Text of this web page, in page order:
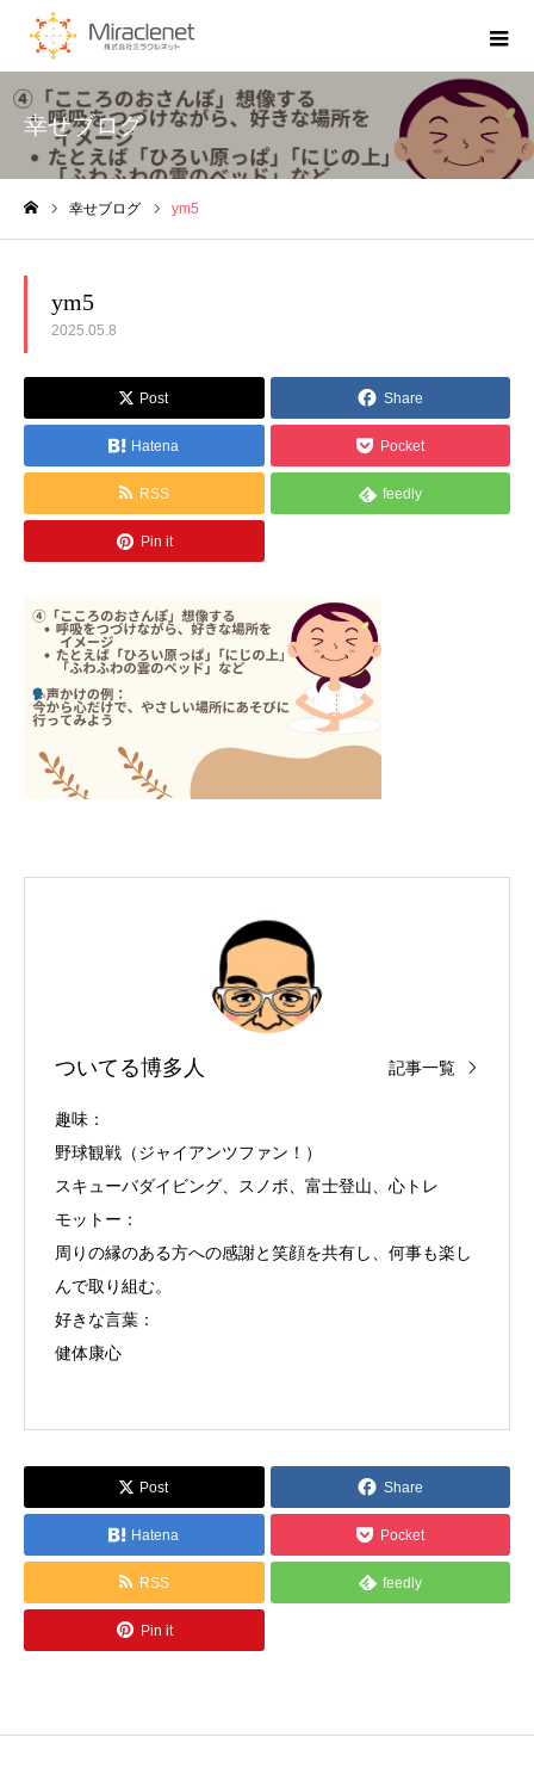
幸せブログ
幸せブログ ym5
ym5
2025.05.8
Post Share
Hatena Pocket
RSS feedly
Pin it
ついてる博多人 記事一覧
趣味：
野球観戦（ジャイアンツファン！）
スキューバダイビング、スノボ、富士登山、心トレ
モットー：
周りの縁のある方への感謝と笑顔を共有し、何事も楽し
んで取り組む。
好きな言葉：
健体康心
Post Share
Hatena Pocket
RSS feedly
Pin it